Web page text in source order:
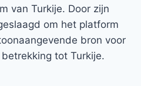
van Turkije. Door zijn
om het platform
bron voor
tot Turkije.